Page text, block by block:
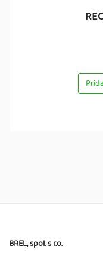
BREL, spol. s r.o.